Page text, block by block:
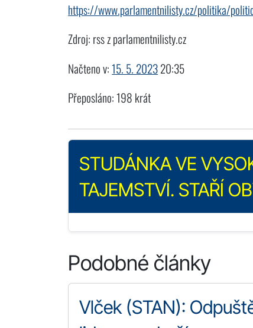
https://www.parlamentnilisty.cz/politika/
Zdroj: rss z parlamentnilisty.cz
Načteno v:15. 5. 202320:35
Přeposláno: 198 krát
STUDÁNKA VE
TAJEMSTVÍ. STAŘÍ
Podobné články
Vlček (STAN):